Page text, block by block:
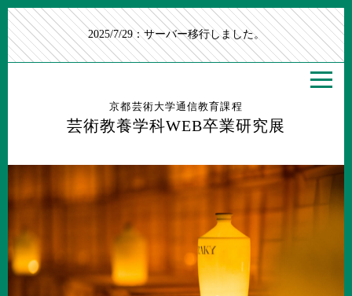
2025/7/29：サーバー移行しました。
京都芸術大学通信教育課程
芸術教養学科WEB卒業研究展